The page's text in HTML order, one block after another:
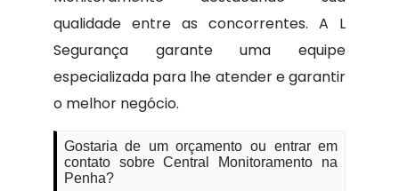
qualidade entre as concorrentes. A L
Segurança garante uma equipe
especializada para lhe atender e garantir
o melhor negócio.
Gostaria de um orçamento ou entrar em
contato sobre Central Monitoramento na
Penha?